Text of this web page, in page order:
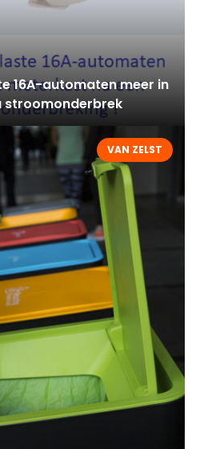
16A-automaten meer in
stroomonderbrek
VAN ZELST